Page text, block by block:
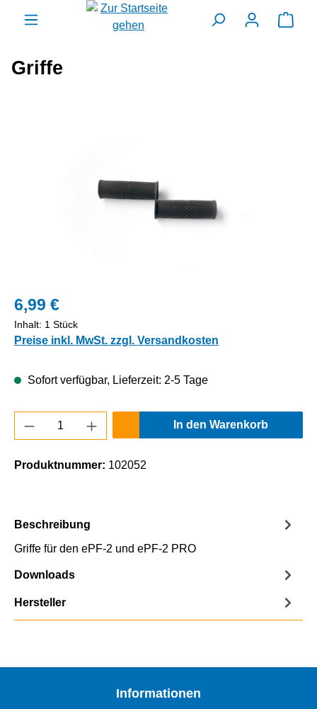
springen
Griffe
6,99 €
Inhalt: 1 Stück
Preise inkl. MwSt. zzgl. Versandkosten
Sofort verfügbar, Lieferzeit: 2-5 Tage
Produkt Anzahl: Gib den gewünschten
In den Warenkorb
Produktnummer: 102052
Beschreibung
Griffe für den ePF-2 und ePF-2 PRO
Downloads
Hersteller
Informationen